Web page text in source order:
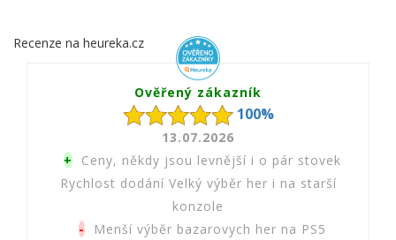
Recenze na heureka.cz
Ověřený zákazník
100%
13.07.2026
+ Ceny, někdy jsou levnější i o pár stovek
Rychlost dodání Velký výběr her i na starší
konzole
- Menší výběr bazarovych her na PS5